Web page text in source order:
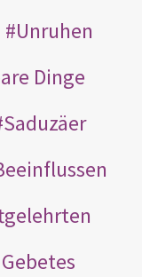
Unruhen
Dinge
Saduzäer